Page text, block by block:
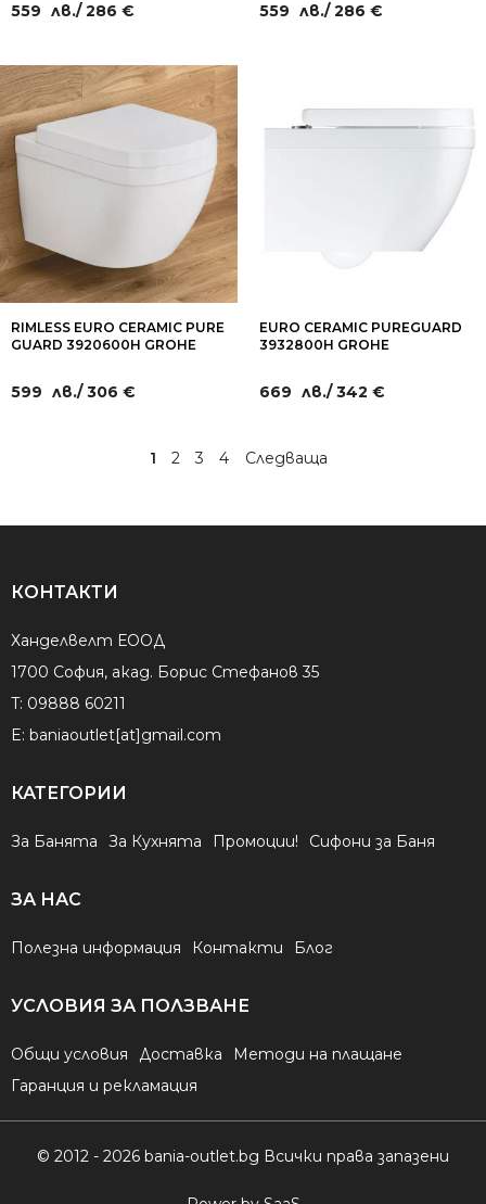
559 лв./ 286 € 559 лв./ 286 €
RIMLESS EURO CERAMIC PURE
GUARD 3920600H GROHE
599 лв./ 306 €
EURO CERAMIC PUREGUARD
3932800H GROHE
669 лв./ 342 €
1 2 3 4
КОНТАКТИ
Ханделвелт ЕООД
1700 София, акад. Борис Стефанов 35
T: 09888 60211
E: baniaoutlet[at]gmail.com
КАТЕГОРИИ
За Банята За Кухнята Промоции! Сифони за Баня
ЗА НАС
Полезна информация Контакти Блог
УСЛОВИЯ ЗА ПОЛЗВАНЕ
Общи условия Доставка
Методи на плащане
Гаранция и рекламация
© 2012 - 2026 bania-outlet.bg Всички права запазени